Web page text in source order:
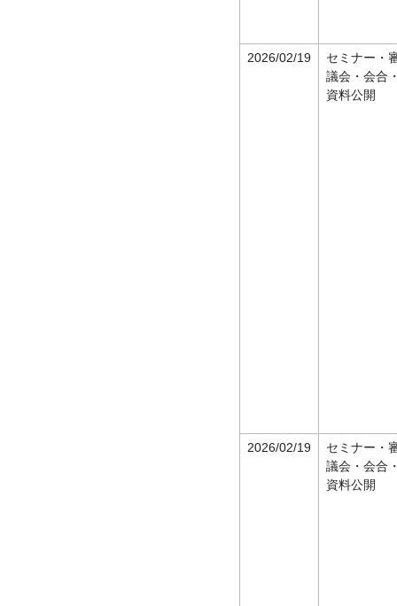
2026/02/19
セミナー・
議会・会合
資料公開
2026/02/19
セミナー・
議会・会合
資料公開